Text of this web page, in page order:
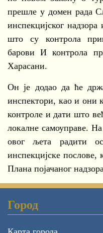
прешле у домен рада
инспекцијског
што су контрола
барови И контрола
Харасани.
Он је додао да ће
инспектори, као и они
контроле и дати што
локалне самоуправе.
овог љета радити
инспекцијске послове,
Плана појачаног
Город